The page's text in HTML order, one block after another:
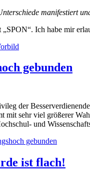
manifestiert
Ich habe mir
gebunden
der
mit sehr viel größerer
und
gebunden
ist flach!